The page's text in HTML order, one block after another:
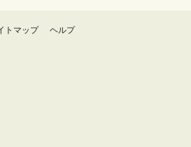
トマップ ヘルプ